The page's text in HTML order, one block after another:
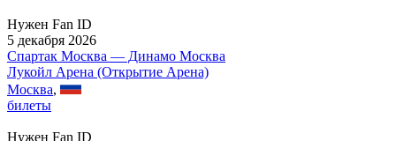
Нужен Fan ID
5 декабря 2026
Спартак Москва — Динамо Москва
Лукойл Арена (Открытие Арена)
Москва,
билеты
Нужен Fan ID